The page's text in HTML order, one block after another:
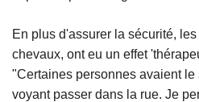
En plus d'assurer la sécurité,
chevaux, ont eu un effet
"Certaines personnes avaient
voyant passer dans la rue. Je